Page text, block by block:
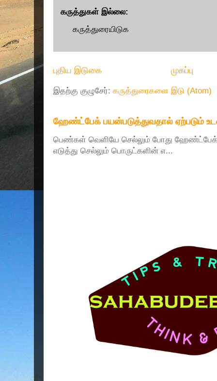
கருத்துகள் இல்லை:
கருத்துரையிடுக
புதிய இடுகை முகப்பு
இதற்கு குழுசேர்: கருத்துரைகளை இடு (Atom)
ஹேண்ட்பேக் பயன்படுத்துவதால் ஏற்படும்
பெண்கள் வெளியே செல்லும் போது
எடுத்து செல்லும் பொருட்களின் எ...